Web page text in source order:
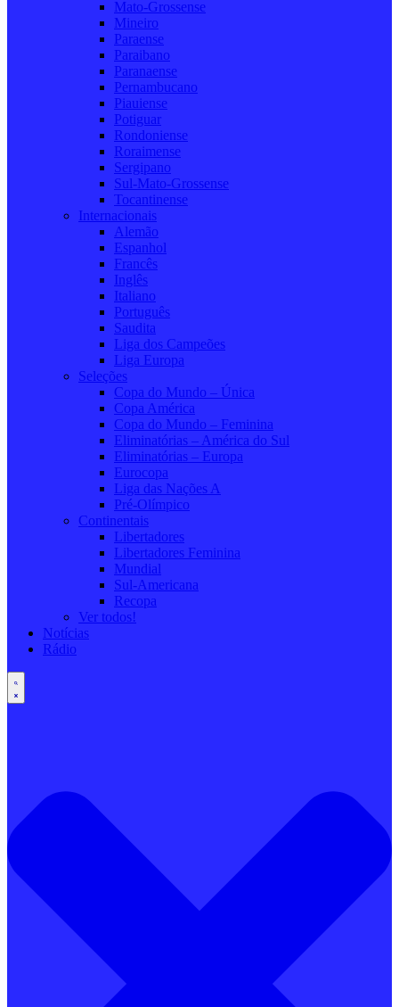
Mato-Grossense
Mineiro
Paraense
Paraibano
Paranaense
Pernambucano
Piauiense
Potiguar
Rondoniense
Roraimense
Sergipano
Sul-Mato-Grossense
Tocantinense
Internacionais
Alemão
Espanhol
Francês
Inglês
Italiano
Português
Saudita
Liga dos Campeões
Liga Europa
Seleções
Copa do Mundo – Única
Copa América
Copa do Mundo – Feminina
Eliminatórias – América do Sul
Eliminatórias – Europa
Eurocopa
Liga das Nações A
Pré-Olímpico
Continentais
Libertadores
Libertadores Feminina
Mundial
Sul-Americana
Recopa
Ver todos!
Notícias
Rádio